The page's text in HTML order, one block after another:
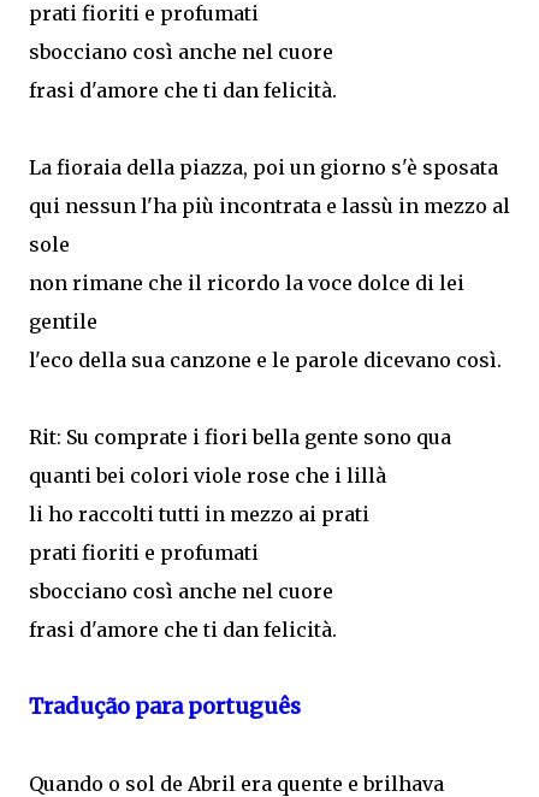
prati fioriti e profumati
sbocciano così anche nel cuore
frasi d'amore che ti dan felicità.
La fioraia della piazza, poi un giorno s'è sposata
qui nessun l'ha più incontrata e lassù in mezzo al
sole
non rimane che il ricordo la voce dolce di lei
gentile
l'eco della sua canzone e le parole dicevano così.
Rit: Su comprate i fiori bella gente sono qua
quanti bei colori viole rose che i lillà
li ho raccolti tutti in mezzo ai prati
prati fioriti e profumati
sbocciano così anche nel cuore
frasi d'amore che ti dan felicità.
Tradução para português
Quando o sol de Abril era quente e brilhava